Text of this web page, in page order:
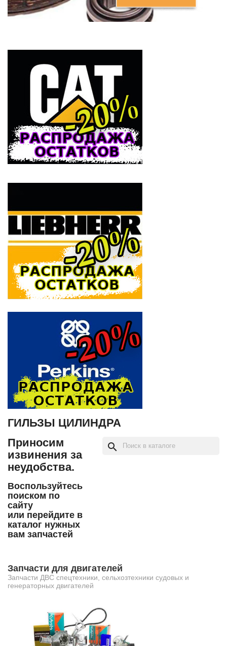
ГИЛЬЗЫ ЦИЛИНДРА
Приносим
извинения за
неудобства.
Воспользуйтесь
поиском по
сайту
или перейдите в
каталог нужных
вам запчастей
search
Запчасти для двигателей
Запчасти ДВС спецтехники, сельхозтехники судовых и
генераторных двигателей